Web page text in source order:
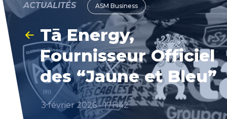
ACTUALITÉS ASM Business
Tā Energy,
Fournisseur Officiel
des “Jaune et Bleu”
3 février 2026 - 17H42